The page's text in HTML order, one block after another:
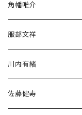
民族・風習
角幡唯介
服部文祥
川内有緒
佐藤健寿